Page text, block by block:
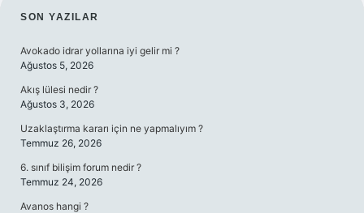
SIDEBAR
SON YAZILAR
Avokado idrar yollarına iyi gelir mi ?
Ağustos 5, 2026
Akış lülesi nedir ?
Ağustos 3, 2026
Uzaklaştırma kararı için ne yapmalıyım ?
Temmuz 26, 2026
6. sınıf bilişim forum nedir ?
Temmuz 24, 2026
Avanos hangi ?